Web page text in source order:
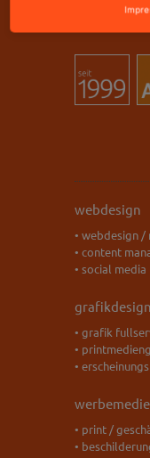
office mo-fr
webdesign
• webdesign /
• content
• social
grafikdesign
• grafik
•
•
• print /
•